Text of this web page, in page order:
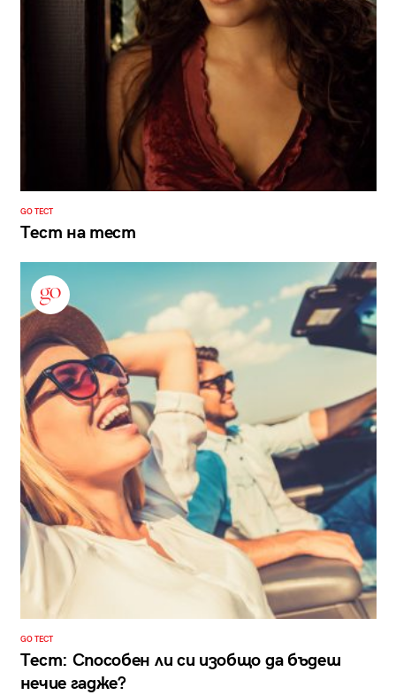
GO ТЕСТ
Тест на тест
GO ТЕСТ
Тест: Способен ли си изобщо да бъдеш
нечие гадже?